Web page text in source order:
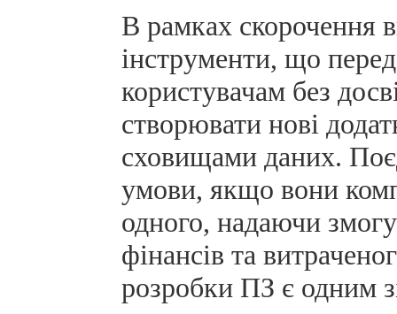
В рамках скорочення
інструменти, що
користувачам без
створювати нові
сховищами даних.
умови, якщо вони
одного, надаючи
фінансів та
розробки ПЗ є одним